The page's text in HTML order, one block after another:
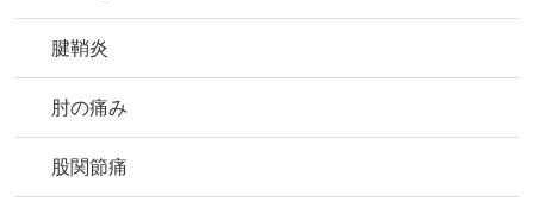
腱鞘炎
肘の痛み
股関節痛